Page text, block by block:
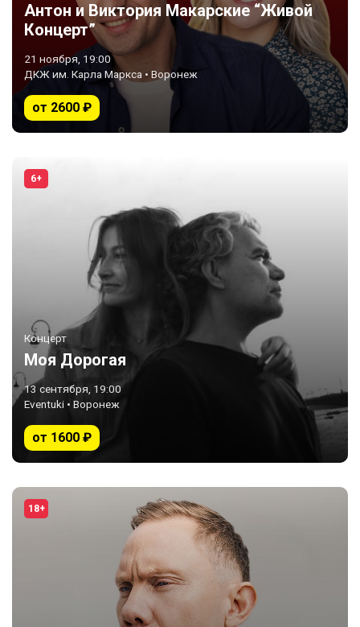
Антон и Виктория Макарские “Живой
Концерт”
21 ноября, 19:00
ДКЖ им. Карла Маркса • Воронеж
от 2600 ₽
6+
Концерт
Моя Дорогая
13 сентября, 19:00
Eventuki • Воронеж
от 1600 ₽
18+